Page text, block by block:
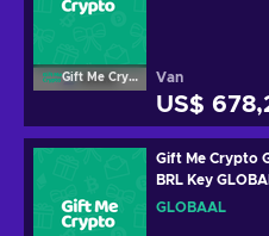
Gift Me Crypto Van
US$
Gift Me Crypto
BRL Key
GLOBAAL